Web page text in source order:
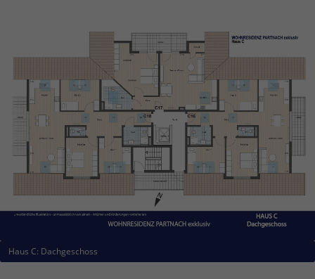
Haus C: Dachgeschoss